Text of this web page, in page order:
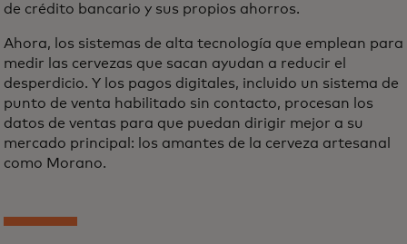
de crédito bancario y sus propios ahorros.
Ahora, los sistemas de alta tecnología que emplean para
medir las cervezas que sacan ayudan a reducir el
desperdicio. Y los pagos digitales, incluido un sistema de
punto de venta habilitado sin contacto, procesan los
datos de ventas para que puedan dirigir mejor a su
mercado principal: los amantes de la cerveza artesanal
como Morano.